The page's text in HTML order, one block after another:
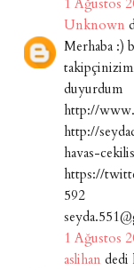
1 Ağustos
Unknown
Merhaba :)
duyurdum
http://
http://
havas-
https://
592
1 Ağustos
aslihan dedi